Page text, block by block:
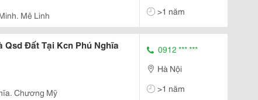
Mê Linh
>1 năm
Đất Tại Kcn Phú Nghĩa
Chương Mỹ
0912 *** ***
Hà Nội
>1 năm